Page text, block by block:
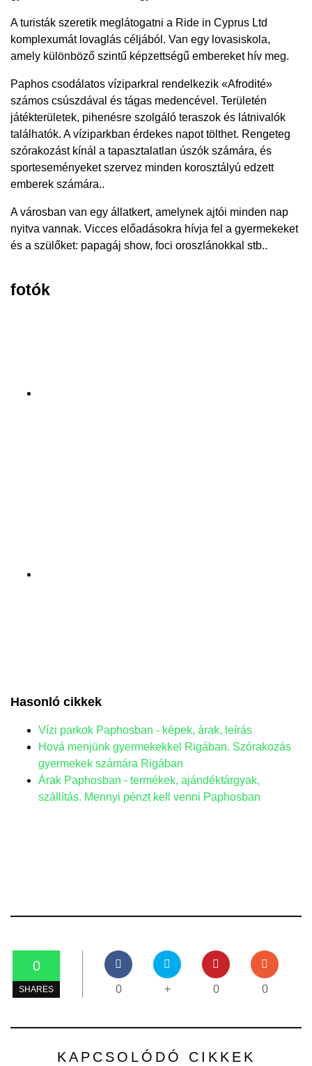
A turisták szeretik meglátogatni a Ride in Cyprus Ltd
komplexumát lovaglás céljából. Van egy lovasiskola,
amely különböző szintű képzettségű embereket hív meg.
Paphos csodálatos víziparkral rendelkezik «Afrodité»
számos csúszdával és tágas medencével. Területén
játékterületek, pihenésre szolgáló teraszok és látnivalók
találhatók. A víziparkban érdekes napot tölthet. Rengeteg
szórakozást kínál a tapasztalatlan úszók számára, és
sporteseményeket szervez minden korosztályú edzett
emberek számára..
A városban van egy állatkert, amelynek ajtói minden nap
nyitva vannak. Vicces előadásokra hívja fel a gyermekeket
és a szülőket: papagáj show, foci oroszlánokkal stb..
fotók
Hasonló cikkek
Vízi parkok Paphosban - képek, árak, leírás
Hová menjünk gyermekekkel Rigában. Szórakozás
gyermekek számára Rigában
Árak Paphosban - termékek, ajándéktárgyak,
szállítás. Mennyi pénzt kell venni Paphosban
0
SHARES 0 + 0 0
KAPCSOLÓDÓ CIKKEK